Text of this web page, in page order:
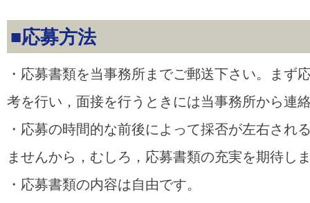
■応募方法
・応募書類を当事務所までご郵送下さい。まず
考を行い，面接を行うときには当事務所から連
・応募の時間的な前後によって採否が左右され
ませんから，むしろ，応募書類の充実を期待し
・応募書類の内容は自由です。